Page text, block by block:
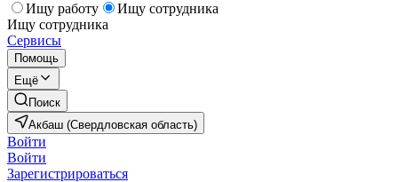
Ищу работу
Ищу сотрудника
Ищу сотрудника
Сервисы
Помощь
Ещё
Поиск
Акбаш (Свердловская область)
Войти
Войти
Зарегистрироваться